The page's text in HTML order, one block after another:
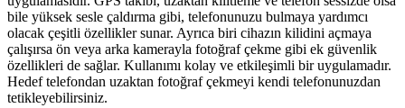
bile yüksek sesle çaldırma gibi, telefonunuzu bulmaya yardımcı
olacak çeşitli özellikler sunar. Ayrıca biri cihazın kilidini açmaya
çalışırsa ön veya arka kamerayla fotoğraf çekme gibi ek güvenlik
özellikleri de sağlar. Kullanımı kolay ve etkileşimli bir uygulamadır.
Hedef telefondan uzaktan fotoğraf çekmeyi kendi telefonunuzdan
tetikleyebilirsiniz.